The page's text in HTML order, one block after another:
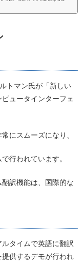
トマン氏が「新しい
ュータインターフェ
にスムーズになり、
行われています。
訳機能は、国際的な
タイムで英語に翻訳
供するデモが行われ